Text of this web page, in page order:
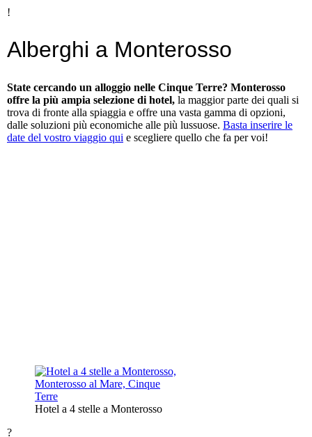
!
Alberghi a Monterosso
State cercando un alloggio nelle Cinque Terre? Monterosso
offre la più ampia selezione di hotel, la maggior parte dei quali si
trova di fronte alla spiaggia e offre una vasta gamma di opzioni,
dalle soluzioni più economiche alle più lussuose. Basta inserire le
date del vostro viaggio qui e scegliere quello che fa per voi!
Hotel a 4 stelle a Monterosso
?